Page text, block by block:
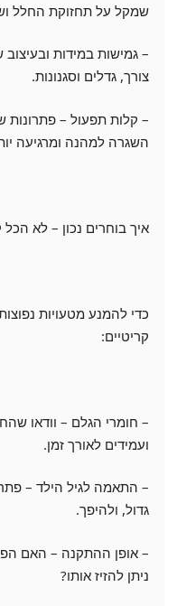
שמקל על תחזוקת החלל
– גמישות במידות
צורך, גדלים וסגנונות.
– קלות תפעול – פתרונות
השגרה למהנה ומרגיעה
איך בוחרים נכון – לא
כדי להמנע מטעויות
קריטיים:
– חומרי הגלם – וודאו
ועמידים לאורך זמן.
– התאמה לגיל הילד –
גדול, ולהיפך.
– אופן ההתקנה – האם
ניתן להזיז אותו?